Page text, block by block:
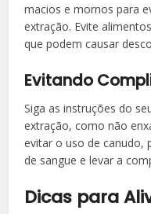
macios e mornos para
extração. Evite
que podem causar
Evitando
Siga as instruções do
extração, como não
evitar o uso de canudo,
de sangue e levar a
Dicas para